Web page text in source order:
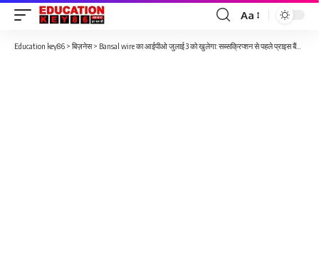
Font
Resizer
Aa
Education key86 > बिज़नेस> Bansal wire का आईपीओ जुलाई 3 को खुलेगा: सब्सक्रिप्शन से पहले प्राइस बैंड, लॉट साइज और प्रमुख वित्तीय स्थिति की जांच करें।